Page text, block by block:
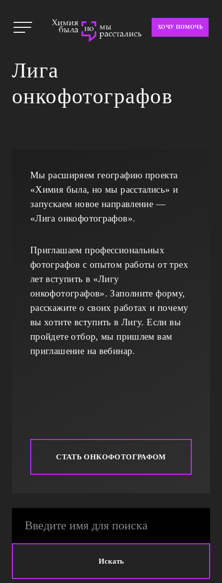
ХОЧУ ПОМОЧЬ
Лига
онкофотографов
Мы расширяем географию проекта
«Химия была, но мы расстались» и
запускаем новое направление —
«Лига онкофотографов».
Приглашаем профессиональных
фотографов с опытом работы от трех
лет вступить в «Лигу
онкофотографов». Заполните форму,
расскажите о своих работах и почему
вы хотите вступить в Лигу. Если вы
пройдете отбор, мы пришлем вам
приглашение на вебинар.
СТАТЬ ОНКОФОТОГРАФОМ
Искать